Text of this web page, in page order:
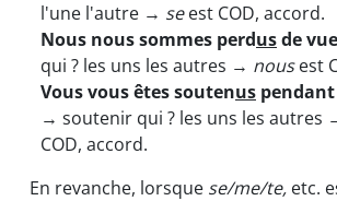
l'une l'autre → seest COD, accord.
Nous nous sommes perdusde vue
qui ? les uns les autres → nousest
Vous vous êtes soutenus
→ soutenir qui ? les uns les autres
COD, accord.
En revanche, lorsque se/me/te, etc.